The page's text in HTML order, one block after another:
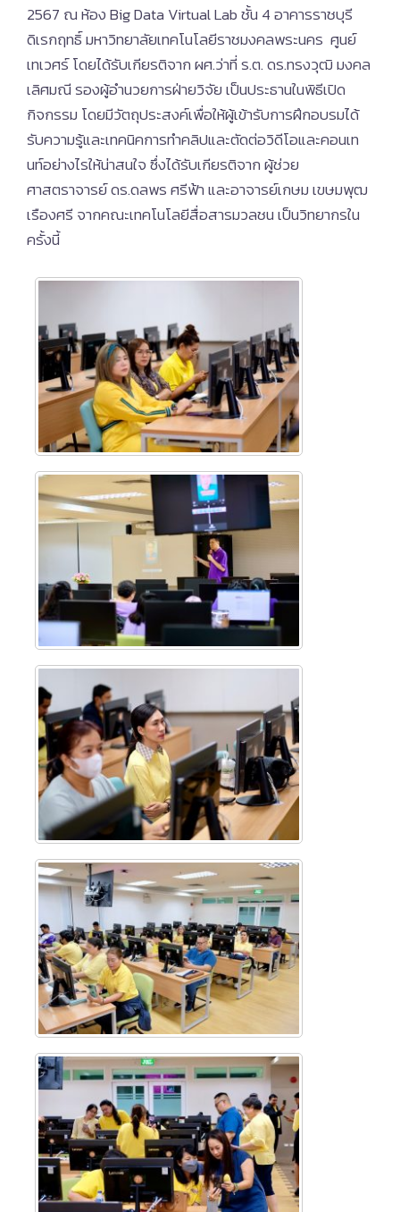
2567 ณ ห้อง Big Data Virtual Lab ชั้น 4 อาคารราชบุรี
ดิเรกฤทธิ์ มหาวิทยาลัยเทคโนโลยีราชมงคลพระนคร ศูนย์
เทเวศร์ โดยได้รับเกียรติจาก ผศ.ว่าที่ ร.ต. ดร.ทรงวุฒิ มงคล
เลิศมณี รองผู้อำนวยการฝ่ายวิจัย เป็นประธานในพิธีเปิด
กิจกรรม โดยมีวัตถุประสงค์เพื่อให้ผู้เข้ารับการฝึกอบรมได้
รับความรู้และเทคนิคการทำคลิปและตัดต่อวิดีโอและคอนเท
นท์อย่างไรให้น่าสนใจ ซึ่งได้รับเกียรติจาก ผู้ช่วย
ศาสตราจารย์ ดร.ดลพร ศรีฟ้า และอาจารย์เกษม เขษมพุฒ
เรืองศรี จากคณะเทคโนโลยีสื่อสารมวลชน เป็นวิทยากรใน
ครั้งนี้